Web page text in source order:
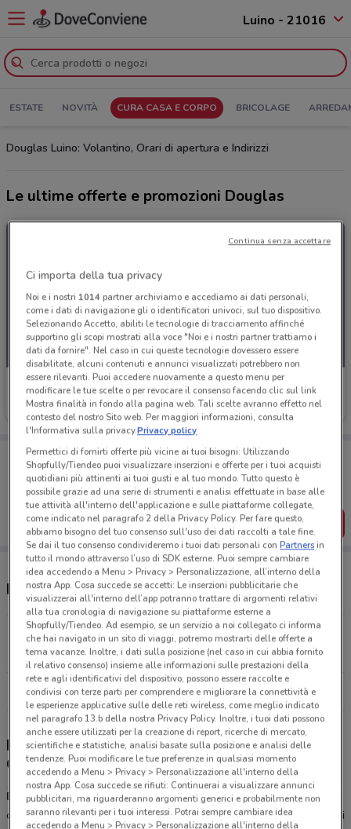
Luino - 21016
ESTATE NOVITÀ CURA CASA E CORPO BRICOLAGE
Douglas Luino: Volantino, Orari di apertura e Indirizzi
Le ultime offerte e promozioni Douglas
Douglas
Scade il 22/09 24.6 km
Porta DoveConviene sempre con te!
Puoi trovare le migliori offerte dei negozi vicino a te,
salvarle e creare la tua lista del risparmio, comodamente
dal tuo cellulare.
SCARICA L’APP
Negozi e orari Douglas
C.So Marcon 42 Gravellona Toce
24.6 km
APERTO
Tutti i negozi Douglas
Douglas - sconti e offerte, negozi e Douglas
Card
Douglasè una catena che si occupa della vendita di profumi,
cosmetici, articoli di make up e accessori: tutto ciò che è sinonimo di
Ci importa della tua privacy
Noi e i nostri 1014partner archiviamo e accediamo ai dati personali,
come i dati di navigazione gli o identificatori univoci, sul tuo dispositivo.
Selezionando Accetto, abiliti le tecnologie di tracciamento affinché
supportino gli scopi mostrati alla voce "Noi e i nostri partner trattiamo i
dati da fornire". Nel caso in cui queste tecnologie dovessero essere
disabilitate, alcuni contenuti e annunci visualizzati potrebbero non
essere rilevanti. Puoi accedere nuovamente a questo menu per
modificare le tue scelte o per revocare il consenso facendo clic sul link
Mostra finalità in fondo alla pagina web. Tali scelte avranno effetto nel
contesto del nostro Sito web. Per maggiori informazioni, consulta
l'Informativa sulla privacy.Privacy policy
Permettici di fornirti offerte più vicine ai tuoi bisogni: Utilizzando
Shopfully/Tiendeo puoi visualizzare inserzioni e offerte per i tuoi acquisti
quotidiani più attinenti ai tuoi gusti e al tuo mondo. Tutto questo è
possibile grazie ad una serie di strumenti e analisi effettuate in base alle
tue attività all'interno dell'applicazione e sulle piattaforme collegate,
come indicato nel paragrafo 2 della Privacy Policy. Per fare questo,
abbiamo bisogno del tuo consenso sull'uso dei dati raccolti a tale fine.
Se dai il tuo consenso condivideremo i tuoi dati personali conPartnersin
tutto il mondo attraverso l’uso di SDK esterne. Puoi sempre cambiare
idea accedendo a Menu > Privacy > Personalizzazione, all’interno della
nostra App. Cosa succede se accetti: Le inserzioni pubblicitarie che
visualizzerai all'interno dell’app potranno trattare di argomenti relativi
alla tua cronologia di navigazione su piattaforme esterne a
Shopfully/Tiendeo. Ad esempio, se un servizio a noi collegato ci informa
che hai navigato in un sito di viaggi, potremo mostrarti delle offerte a
tema vacanze. Inoltre, i dati sulla posizione (nel caso in cui abbia fornito
il relativo consenso) insieme alle informazioni sulle prestazioni della
rete e agli identificativi del dispositivo, possono essere raccolte e
condivisi con terze parti per comprendere e migliorare la connettività e
le esperienze applicative sulle delle reti wireless, come meglio indicato
nel paragrafo 13.b della nostra Privacy Policy. Inoltre, i tuoi dati possono
anche essere utilizzati per la creazione di report, ricerche di mercato,
scientifiche e statistiche, analisi basate sulla posizione e analisi delle
tendenze. Puoi modificare le tue preferenze in qualsiasi momento
accedendo a Menu > Privacy > Personalizzazione all'interno della
nostra App. Cosa succede se rifiuti: Continuerai a visualizzare annunci
pubblicitari, ma riguarderanno argomenti generici e probabilmente non
saranno rilevanti per i tuoi interessi. Potrai sempre cambiare idea
accedendo a Menu > Privacy > Personalizzazione all'interno della
Continua senza accettare